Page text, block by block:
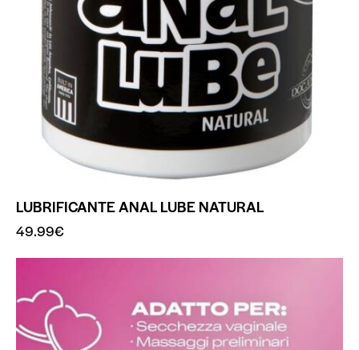
LUBRIFICANTE ANAL LUBE NATURAL
49.99€